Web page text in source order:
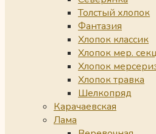
Толстый хлопок
Фантазия
Хлопок классик
Хлопок мер.
Хлопок
Хлопок травка
Шелкопряд
Карачаевская
Лама